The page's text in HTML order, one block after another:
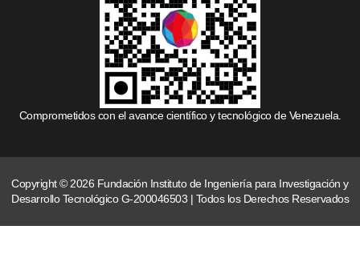
Comprometidos con el avance científico y tecnológico de Venezuela.
Copyright © 2026 Fundación Instituto de Ingeniería para Investigación y
Desarrollo Tecnológico G-200046503 | Todos los Derechos Reservados